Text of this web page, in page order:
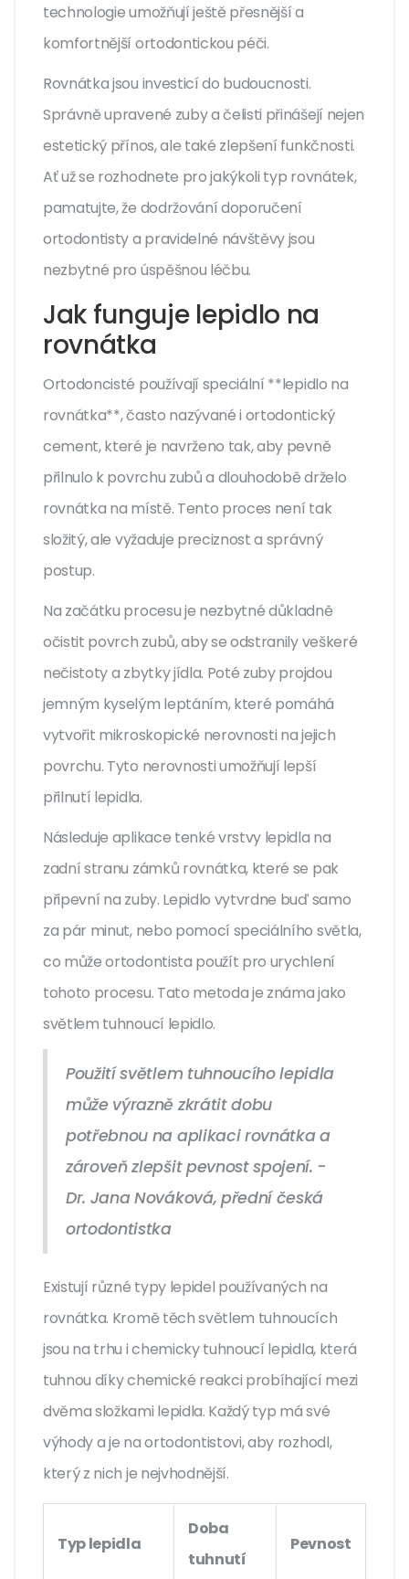
technologie umožňují ještě přesnější a
komfortnější ortodontickou péči.
Rovnátka jsou investicí do budoucnosti.
Správně upravené zuby a čelisti přinášejí nejen
estetický přínos, ale také zlepšení funkčnosti.
Ať už se rozhodnete pro jakýkoli typ rovnátek,
pamatujte, že dodržování doporučení
ortodontisty a pravidelné návštěvy jsou
nezbytné pro úspěšnou léčbu.
Jak funguje lepidlo na
rovnátka
Ortodoncisté používají speciální **lepidlo na
rovnátka**, často nazývané i ortodontický
cement, které je navrženo tak, aby pevně
přilnulo k povrchu zubů a dlouhodobě drželo
rovnátka na místě. Tento proces není tak
složitý, ale vyžaduje preciznost a správný
postup.
Na začátku procesu je nezbytné důkladně
očistit povrch zubů, aby se odstranily veškeré
nečistoty a zbytky jídla. Poté zuby projdou
jemným kyselým leptáním, které pomáhá
vytvořit mikroskopické nerovnosti na jejich
povrchu. Tyto nerovnosti umožňují lepší
přilnutí lepidla.
Následuje aplikace tenké vrstvy lepidla na
zadní stranu zámků rovnátka, které se pak
připevní na zuby. Lepidlo vytvrdne buď samo
za pár minut, nebo pomocí speciálního světla,
co může ortodontista použít pro urychlení
tohoto procesu. Tato metoda je známa jako
světlem tuhnoucí lepidlo.
Použití světlem tuhnoucího lepidla
může výrazně zkrátit dobu
potřebnou na aplikaci rovnátka a
zároveň zlepšit pevnost spojení. -
Dr. Jana Nováková, přední česká
ortodontistka
Existují různé typy lepidel používaných na
rovnátka. Kromě těch světlem tuhnoucích
jsou na trhu i chemicky tuhnoucí lepidla, která
tuhnou díky chemické reakci probíhající mezi
dvěma složkami lepidla. Každý typ má své
výhody a je na ortodontistovi, aby rozhodl,
který z nich je nejvhodnější.
Typ lepidla
Doba
tuhnutí
Pevnost